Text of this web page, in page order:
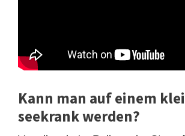
Kann man auf einem
seekrank werden?